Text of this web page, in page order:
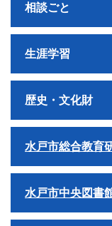
相談ごと
生涯学習
歴史・文化財
水戸市総合教育
水戸市中央図書